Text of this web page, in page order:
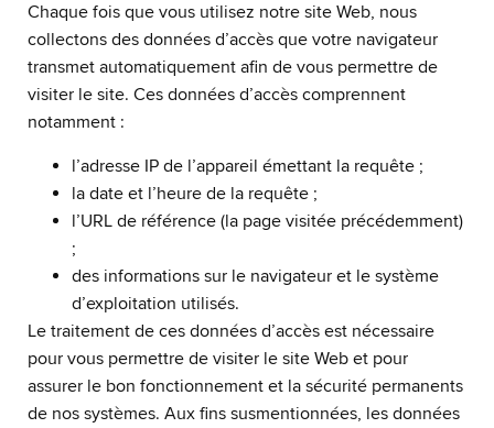
Chaque fois que vous utilisez notre site Web, nous
collectons des données d’accès que votre navigateur
transmet automatiquement afin de vous permettre de
visiter le site. Ces données d’accès comprennent
notamment :
l’adresse IP de l’appareil émettant la requête ;
la date et l’heure de la requête ;
l’URL de référence (la page visitée précédemment)
;
des informations sur le navigateur et le système
d’exploitation utilisés.
Le traitement de ces données d’accès est nécessaire
pour vous permettre de visiter le site Web et pour
assurer le bon fonctionnement et la sécurité permanents
de nos systèmes. Aux fins susmentionnées, les données